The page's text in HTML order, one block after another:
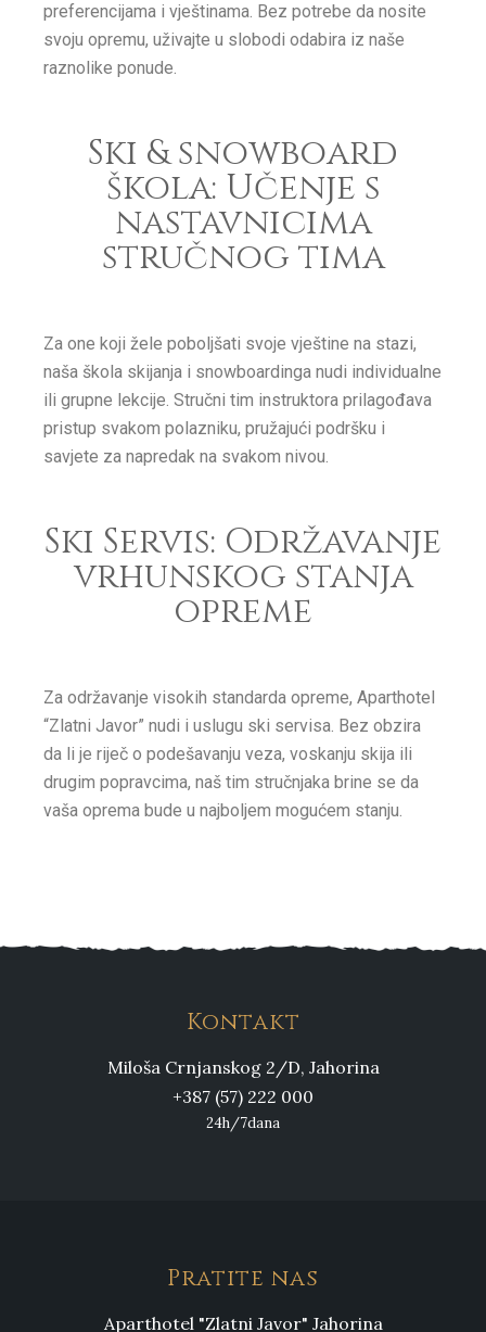
preferencijama i vještinama. Bez potrebe da nosite
svoju opremu, uživajte u slobodi odabira iz naše
raznolike ponude.
Ski & snowboard
škola: Učenje s
nastavnicima
stručnog tima
Za one koji žele poboljšati svoje vještine na stazi,
naša škola skijanja i snowboardinga nudi individualne
ili grupne lekcije. Stručni tim instruktora prilagođava
pristup svakom polazniku, pružajući podršku i
savjete za napredak na svakom nivou.
Ski Servis: Održavanje
vrhunskog stanja
opreme
Za održavanje visokih standarda opreme, Aparthotel
“Zlatni Javor” nudi i uslugu ski servisa. Bez obzira
da li je riječ o podešavanju veza, voskanju skija ili
drugim popravcima, naš tim stručnjaka brine se da
vaša oprema bude u najboljem mogućem stanju.
Kontakt
Miloša Crnjanskog 2/D, Jahorina
+387 (57) 222 000
24h/7dana
Pratite nas
Aparthotel "Zlatni Javor" Jahorina